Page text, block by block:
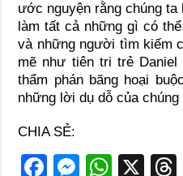
ước nguyện rằng chúng
làm tất cả những gì có
và những người tìm kiếm
mẽ như tiên tri trẻ
thẩm phán băng hoại
những lời dụ dỗ của chúng
CHIA SẺ:
F M W X